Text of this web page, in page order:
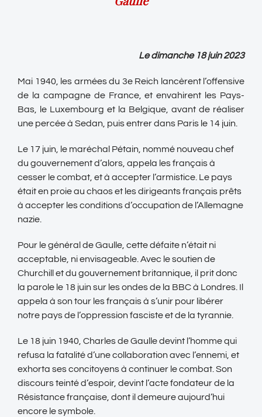
Le dimanche 18 juin 2023
Mai 1940, les armées du 3e Reich lancèrent l’offensive
de la campagne de France, et envahirent les Pays-
Bas, le Luxembourg et la Belgique, avant de réaliser
une percée à Sedan, puis entrer dans Paris le 14 juin.
Le 17 juin, le maréchal Pétain, nommé nouveau chef
du gouvernement d’alors, appela les français à
cesser le combat, et à accepter l’armistice. Le pays
était en proie au chaos et les dirigeants français prêts
à accepter les conditions d’occupation de l’Allemagne
nazie.
Pour le général de Gaulle, cette défaite n’était ni
acceptable, ni envisageable. Avec le soutien de
Churchill et du gouvernement britannique, il prit donc
la parole le 18 juin sur les ondes de la BBC à Londres. Il
appela à son tour les français à s’unir pour libérer
notre pays de l’oppression fasciste et de la tyrannie.
Le 18 juin 1940, Charles de Gaulle devint l’homme qui
refusa la fatalité d’une collaboration avec l’ennemi, et
exhorta ses concitoyens à continuer le combat. Son
discours teinté d’espoir, devint l’acte fondateur de la
Résistance française, dont il demeure aujourd’hui
encore le symbole.